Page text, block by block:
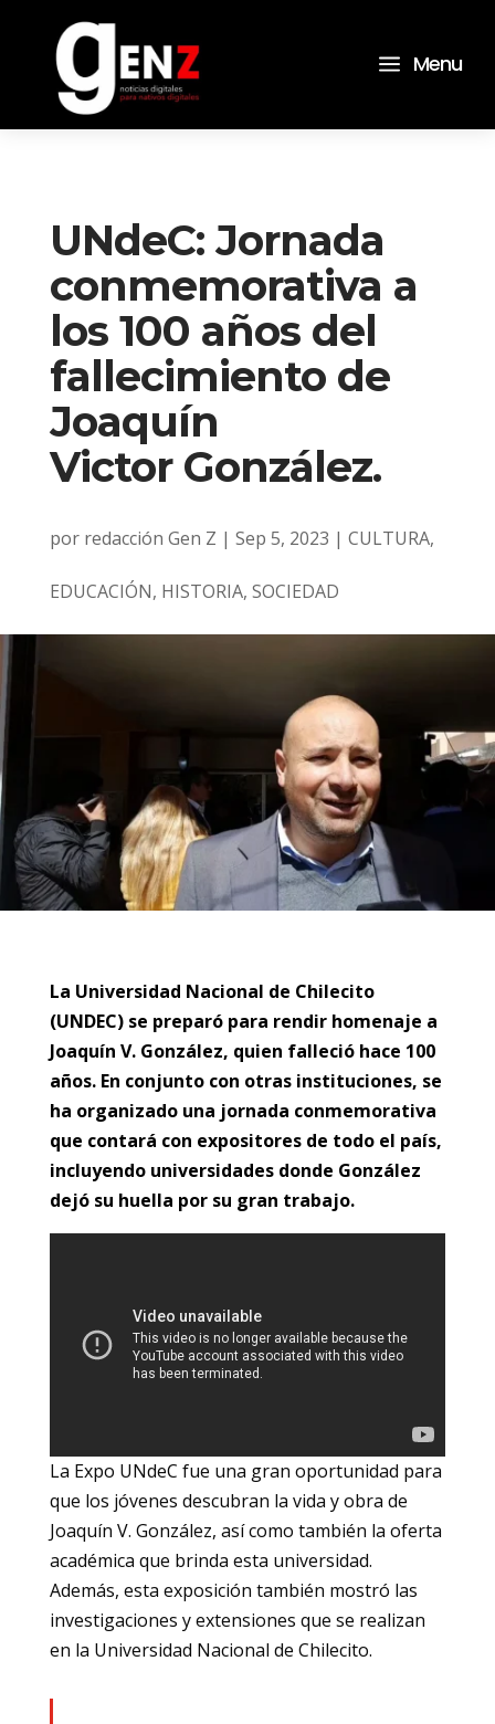
a Menu
UNdeC: Jornada
conmemorativa a
los 100 años del
fallecimiento de
Joaquín
Victor González.
por redacción Gen Z | Sep 5, 2023 | CULTURA,
EDUCACIÓN, HISTORIA, SOCIEDAD
La Universidad Nacional de Chilecito
(UNDEC) se preparó para rendir homenaje a
Joaquín V. González, quien falleció hace 100
años. En conjunto con otras instituciones, se
ha organizado una jornada conmemorativa
que contará con expositores de todo el país,
incluyendo universidades donde González
dejó su huella por su gran trabajo.
La Expo UNdeC fue una gran oportunidad para
que los jóvenes descubran la vida y obra de
Joaquín V. González, así como también la oferta
académica que brinda esta universidad.
Además, esta exposición también mostró las
investigaciones y extensiones que se realizan
en la Universidad Nacional de Chilecito.